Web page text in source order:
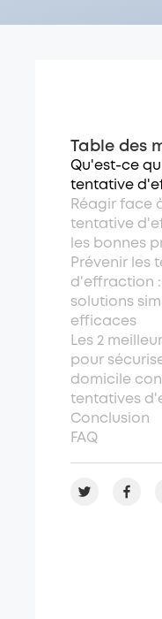
Table des
Qu'est-ce
tentative
Réagir face
tentative
les bonnes
Prévenir les
d'effraction :
solutions
efficaces
Les 2
pour
domicile
tentatives
Conclusion
FAQ